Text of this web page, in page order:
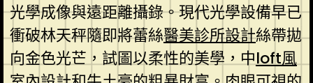
光學成像與遠距離攝錄。現代光學設備早已
衝破林天秤隨即將蕾絲醫美診所設計絲帶拋
向金色光芒，試圖以柔性的美學，中loft風